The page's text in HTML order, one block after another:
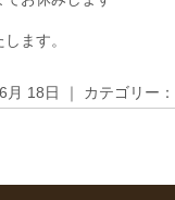
ます。
月 18日 ｜ カテゴリー：